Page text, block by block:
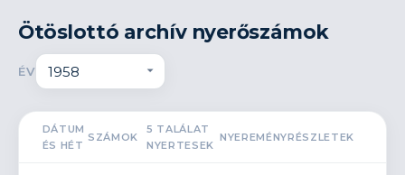
Ötöslottó archív nyerőszámok
ÉV
DÁTUM
ÉS HÉT
SZÁMOK
5 TALÁLAT
NYERTESEK
NYEREMÉNYRÉSZLETEK